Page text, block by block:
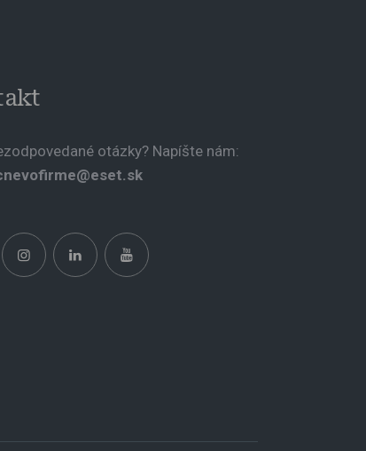
otázky? Napíšte nám: